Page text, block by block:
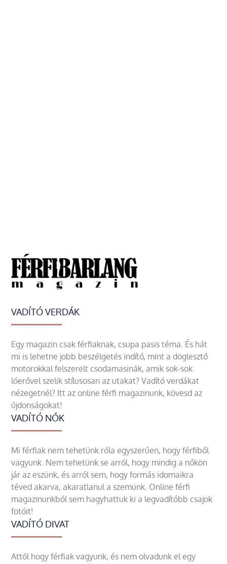
VADÍTÓ VERDÁK
Egy magazin csak férfiaknak, csupa pasis téma. És hát
mi is lehetne jobb beszélgetés indító, mint a döglesztő
motorokkal felszerelt csodamasinák, amik sok-sok
lóerővel szelik stílusosan az utakat? Vadító verdákat
nézegetnél? Itt az online férfi magazinunk, kövesd az
újdonságokat!
VADÍTÓ NŐK
Mi férfiak nem tehetünk róla egyszerűen, hogy férfiből
vagyunk. Nem tehetünk se arról, hogy mindig a nőkön
jár az eszünk, és arról sem, hogy formás idomaikra
téved akarva, akaratlanul a szemünk. Online férfi
magazinunkból sem hagyhattuk ki a legvadítóbb csajok
fotóit!
VADÍTÓ DIVAT
Attól hogy férfiak vagyunk, és nem olvadunk el egy